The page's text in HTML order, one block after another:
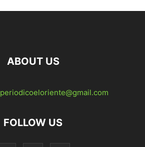
ABOUT US
periodicoeloriente@gmail.com
FOLLOW US